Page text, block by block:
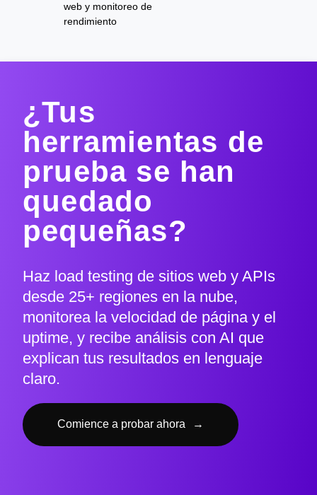
web y monitoreo de
rendimiento
¿Tus
herramientas de
prueba se han
quedado
pequeñas?
Haz load testing de sitios web y APIs
desde 25+ regiones en la nube,
monitorea la velocidad de página y el
uptime, y recibe análisis con AI que
explican tus resultados en lenguaje
claro.
Comience a probar ahora →